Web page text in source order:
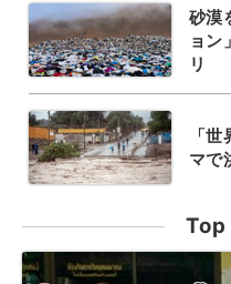
砂漠
ョン
リ
「
マで